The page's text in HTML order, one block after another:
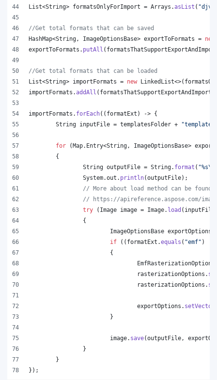
List<String> formatsOnlyForImport = Arrays .asList (
//Get total formats that can be saved
HashMap<String , ImageOptionsBase> exportToFormats = new
exportToFormats . putAll (
//Get total formats that can be loaded
List<String> importFormats = new LinkedList<>(
importFormats .addAll ( formatsThatSupportExportAndImport
importFormats . forEach(( formatExt ) -> {
String inputFile = templatesFolder +
for (Map. Entry<String , ImageOptionsBase>
	{
String outputFile = String. format ( "%s\\
System.out . println(outputFile);
// More about load method can be found
// https://apireference.aspose.com/
try ( Image image = Image. load ( inputFile
		{
ImageOptionsBase exportOptions
if (( formatExt .equals ( "emf" )
			{
EmfRasterizationOptions
rasterizationOptions .
rasterizationOptions .
exportOptions .
			}
image. save(outputFile ,
		}
	}
});